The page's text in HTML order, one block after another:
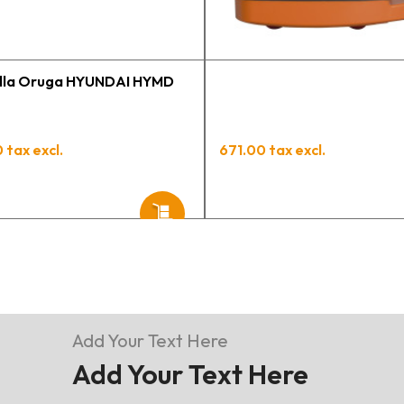
tengo varios pedidos en
proceso y muy contento.
Oruga HYUNDAI HYMD
tax excl. 671.00 tax excl.
Add Your Text Here
Add Your Text Here